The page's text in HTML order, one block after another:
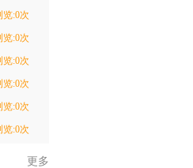
览:0次
览:0次
览:0次
览:0次
览:0次
览:0次
更多